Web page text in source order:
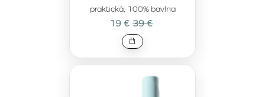
praktická, 100% bavlna
19 € 39 €